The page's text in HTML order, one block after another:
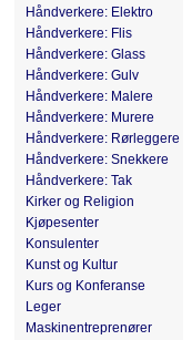
Håndverkere: Elektro
Håndverkere: Flis
Håndverkere: Glass
Håndverkere: Gulv
Håndverkere: Malere
Håndverkere: Murere
Håndverkere: Rørleggere
Håndverkere: Snekkere
Håndverkere: Tak
Kirker og Religion
Kjøpesenter
Konsulenter
Kunst og Kultur
Kurs og Konferanse
Leger
Maskinentreprenører